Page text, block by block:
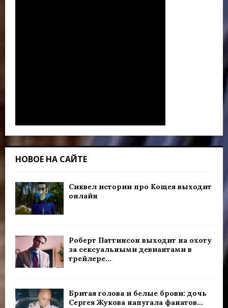
НОВОЕ НА САЙТЕ
Сиквел истории про Кощея выходит
онлайн
Роберт Паттинсон выходит на охоту
за сексуальными девиантами в
трейлере...
Бритая голова и белые брови: дочь
Сергея Жукова напугала фанатов...